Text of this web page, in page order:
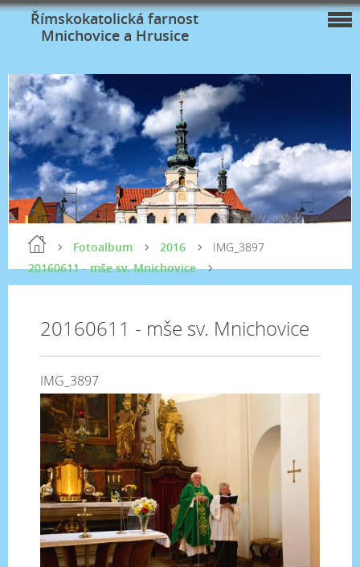
Římskokatolická farnost
Mnichovice a Hrusice
Fotoalbum
2016
20160611 - mše sv. Mnichovice
IMG_3897
20160611 - mše sv. Mnichovice
IMG_3897